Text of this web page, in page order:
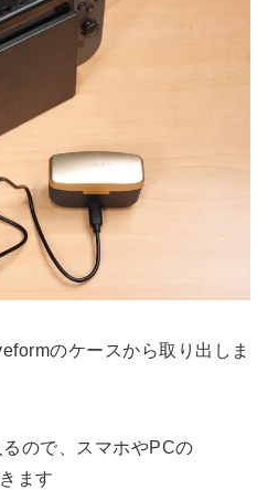
のケースから取り出しま
ので、スマホやPCの
ます